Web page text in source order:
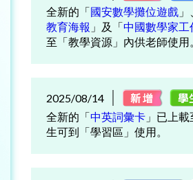
全新的「國安數學攤位遊戲
教育海報 」及「中國數學家工
至「教學資源」內供老師使用
2025/08/14
全新的「中英詞彙卡 」已上
生可到「學習區」使用。